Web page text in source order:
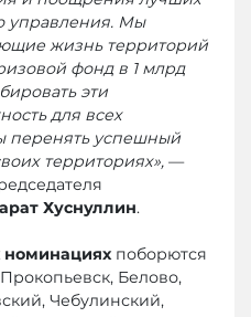
управления. Мы
жизнь территорий
фонд в 1 млрд
эти
для всех
перенять успешный
территориях», —
Хуснуллин.
номинацияхпоборются
Белово,
Чебулинский,